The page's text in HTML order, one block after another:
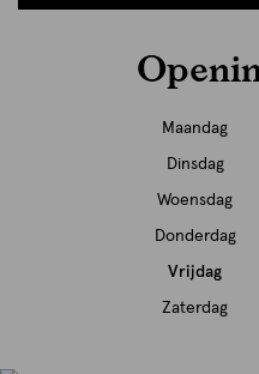
Maandag
Dinsdag
Woensdag
Donderdag
Vrijdag
Zaterdag